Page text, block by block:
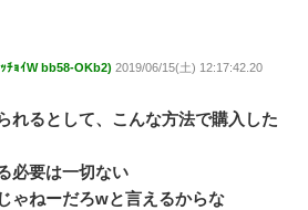
ﾁｮｲW bb58-OKb2) 2019/06/15(土) 12:17:42.20
れるとして、こんな方法で購入した
必要は一切ない
ゃねーだろwと言えるからな